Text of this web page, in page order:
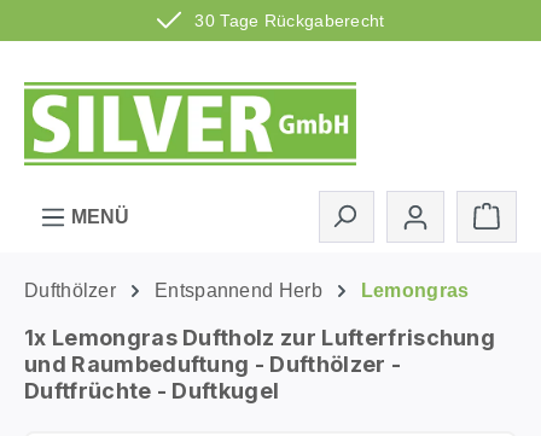
30 Tage Rückgaberecht
Zum Hauptinhalt springen
MENÜ
Dufthölzer Entspannend Herb Lemongras
1x Lemongras Duftholz zur Lufterfrischung
und Raumbeduftung - Dufthölzer -
Duftfrüchte - Duftkugel